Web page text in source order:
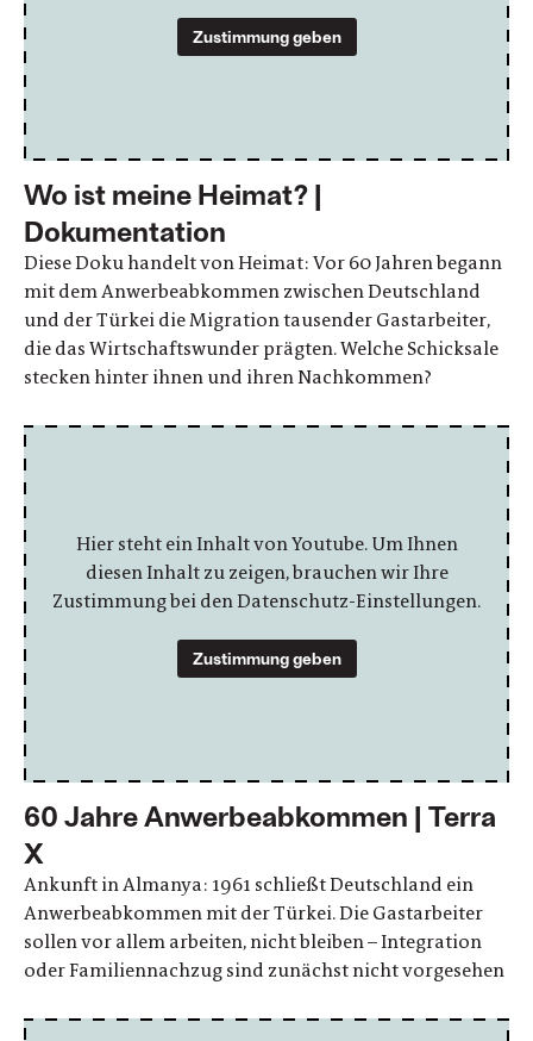
Zustimmung geben
Wo ist meine Heimat? |
Dokumentation
Diese Doku handelt von Heimat: Vor 60 Jahren begann
mit dem Anwerbeabkommen zwischen Deutschland
und der Türkei die Migration tausender Gastarbeiter,
die das Wirtschaftswunder prägten. Welche Schicksale
stecken hinter ihnen und ihren Nachkommen?
Hier steht ein Inhalt von Youtube. Um Ihnen
diesen Inhalt zu zeigen, brauchen wir Ihre
Zustimmung bei den Datenschutz-Einstellungen.
Zustimmung geben
60 Jahre Anwerbeabkommen | Terra
X
Ankunft in Almanya: 1961 schließt Deutschland ein
Anwerbeabkommen mit der Türkei. Die Gastarbeiter
sollen vor allem arbeiten, nicht bleiben – Integration
oder Familiennachzug sind zunächst nicht vorgesehen